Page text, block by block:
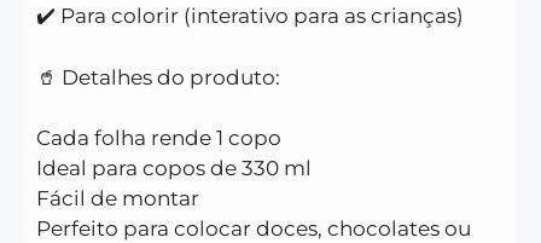
✔️ Para colorir (interativo para as crianças)
🥤 Detalhes do produto:
Cada folha rende 1 copo
Ideal para copos de 330 ml
Fácil de montar
Perfeito para colocar doces, chocolates ou